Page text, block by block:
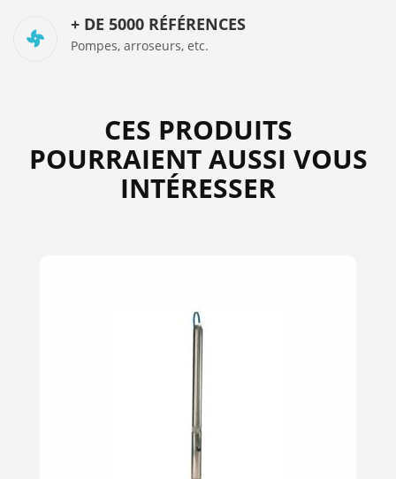
+ DE 5000 RÉFÉRENCES
Pompes, arroseurs, etc.
CES PRODUITS
POURRAIENT AUSSI VOUS
INTÉRESSER